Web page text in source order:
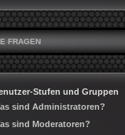
FRAGEN
Stufen und Gruppen
sind Administratoren?
sind Moderatoren?